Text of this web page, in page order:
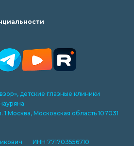
детские глазные клиники
1 Москва, Московская область 107031
ИНН 771703556710